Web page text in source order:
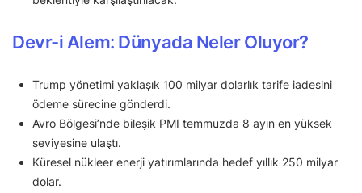
Devr-i Alem: Dünyada Neler Oluyor?
Trump yönetimi yaklaşık 100 milyar dolarlık tarife iadesini
ödeme sürecine gönderdi.
Avro Bölgesi’nde bileşik PMI temmuzda 8 ayın en yüksek
seviyesine ulaştı.
Küresel nükleer enerji yatırımlarında hedef yıllık 250 milyar
dolar.